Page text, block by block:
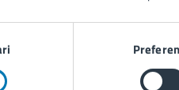
Problemi in
Segnala disservizio